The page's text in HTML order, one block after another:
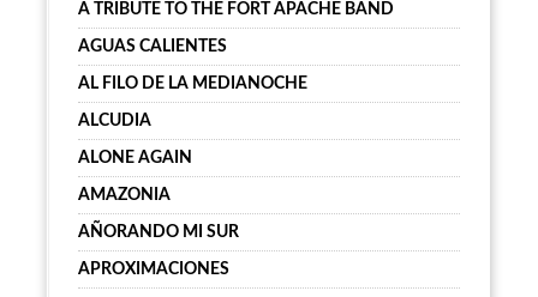
A TRIBUTE TO THE FORT APACHE BAND
AGUAS CALIENTES
AL FILO DE LA MEDIANOCHE
ALCUDIA
ALONE AGAIN
AMAZONIA
AÑORANDO MI SUR
APROXIMACIONES